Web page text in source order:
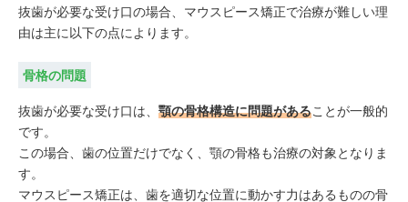
抜歯が必要な受け口の場合、マウスピース矯正で治療が難しい理
由は主に以下の点によります。
骨格の問題
抜歯が必要な受け口は、 顎の骨格構造に問題があることが一般的
です。
この場合、歯の位置だけでなく、顎の骨格も治療の対象となりま
す。
マウスピース矯正は、歯を適切な位置に動かす力はあるものの骨